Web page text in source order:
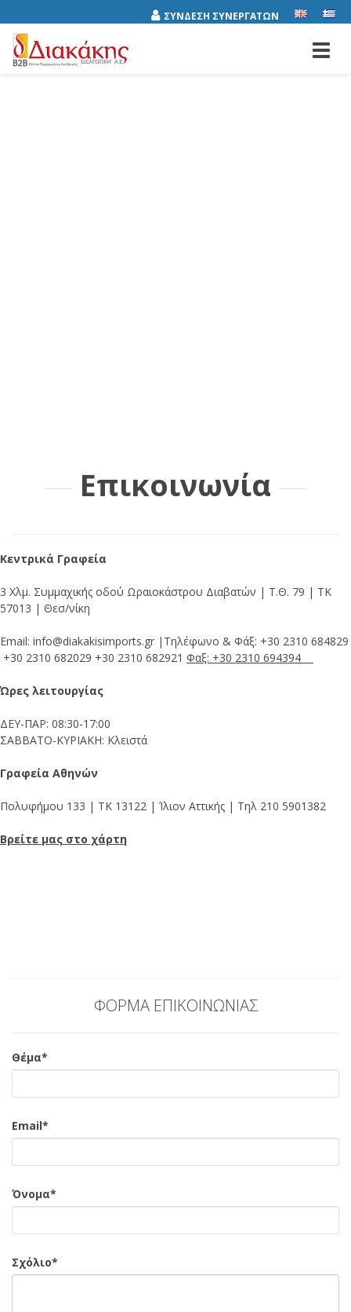
ΣΥΝΔΕΣΗ ΣΥΝΕΡΓΑΤΩΝ
Επικοινωνία
Κεντρικά Γραφεία
3 Χλμ. Συμμαχικής οδού Ωραιοκάστρου Διαβατών | Τ.Θ. 79 | ΤΚ
57013 | Θεσ/νίκη
Email: info@diakakisimports.gr |Τηλέφωνο & Φάξ: +30 2310 684829
+30 2310 682029 +30 2310 682921 Φαξ: +30 2310 694394
Ώρες λειτουργίας
ΔΕΥ-ΠΑΡ: 08:30-17:00
ΣΑΒΒΑΤΟ-ΚΥΡΙΑΚΗ: Κλειστά
Γραφεία Αθηνών
Πολυφήμου 133 | ΤΚ 13122 | Ίλιον Αττικής | Τηλ 210 5901382
Βρείτε μας στο χάρτη
ΦΟΡΜΑ ΕΠΙΚΟΙΝΩΝΙΑΣ
Θέμα*
Email*
Όνομα*
Σχόλιο*